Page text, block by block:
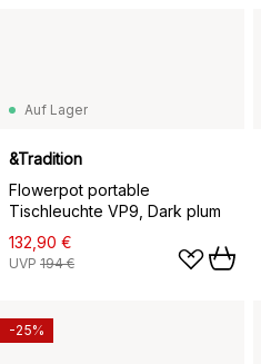
Auf Lager
&Tradition
Flowerpot portable
Tischleuchte VP9, Dark plum
132,90 €
UVP 194 €
-25%